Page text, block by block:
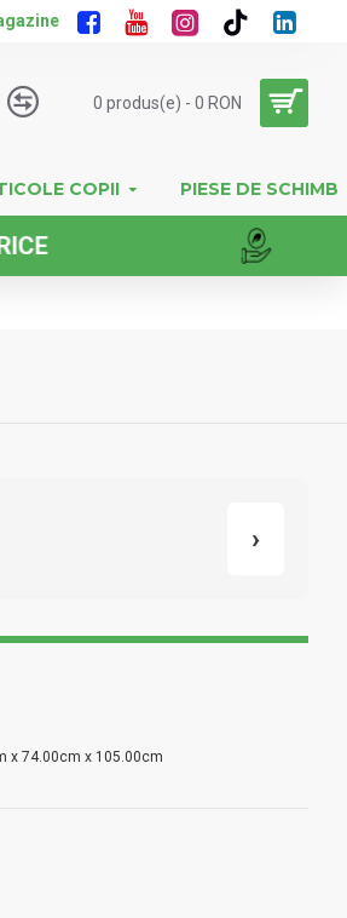
0 produs(e) - 0 RON
COPII PIESE DE SCHIMB
›
x 74.00cm x 105.00cm